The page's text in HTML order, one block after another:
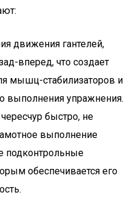
движения гантелей,
вперед, что создает
мышц-стабилизаторов и
выполнения упражнения.
быстро, не
выполнение
подконтрольные
обеспечивается его